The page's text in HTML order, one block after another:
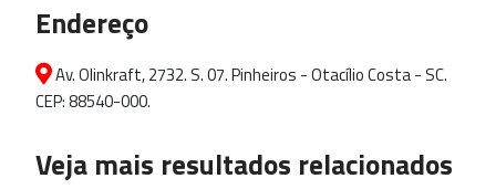
Endereço
Av. Olinkraft, 2732. S. 07. Pinheiros - Otacílio Costa - SC.
CEP: 88540-000.
Veja mais resultados relacionados